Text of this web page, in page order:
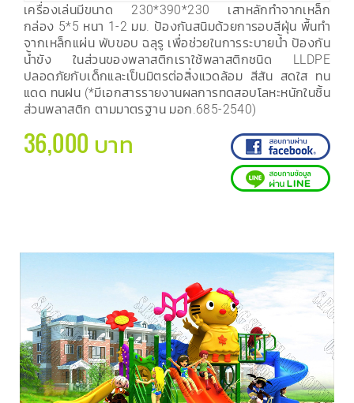
เครื่องเล่นมีขนาด 230*390*230 เสาหลักทำจากเหล็ก
กล่อง 5*5 หนา 1-2 มม. ป้องกันสนิมด้วยการอบสีฝุ่น พื้นทำ
จากเหล็กแผ่น พับขอบ ฉลุรู เพื่อช่วยในการระบายน้ำ ป้องกัน
น้ำขัง ในส่วนของพลาสติกเราใช้พลาสติกชนิด LLDPE
ปลอดภัยกับเด็กและเป็นมิตรต่อสิ่งแวดล้อม สีสัน สดใส ทน
แดด ทนฝน (*มีเอกสารรายงานผลการทดสอบโลหะหนักในชิ้น
ส่วนพลาสติก ตามมาตรฐาน มอก.685-2540)
36,000 บาท